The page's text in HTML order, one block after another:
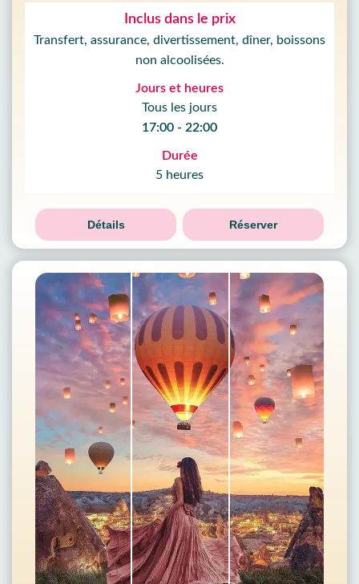
Inclus dans le prix
Transfert, assurance, divertissement, dîner, boissons
non alcoolisées.
Jours et heures
Tous les jours
17:00 - 22:00
Durée
5 heures
Détails Réserver